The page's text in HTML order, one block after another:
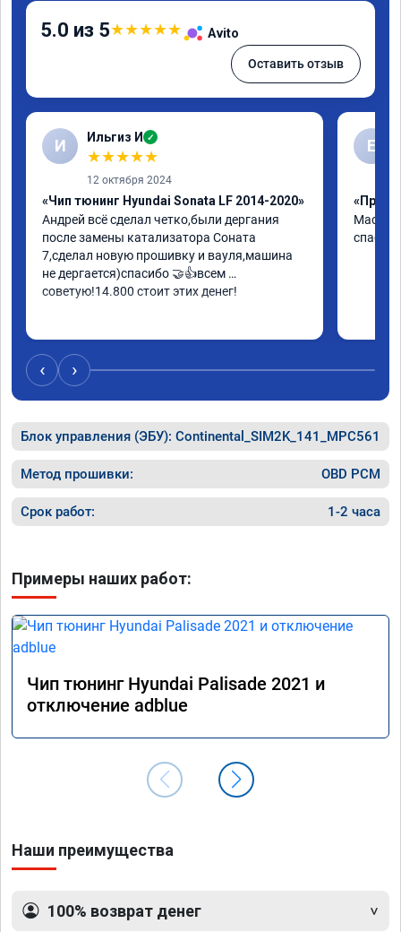
5.0 из 5★★★★★ Avito
Оставить отзыв
И Ильгиз И ✓
★★★★★
12 октября 2024
«Чип тюнинг Hyundai Sonata LF 2014-2020»
Андрей всё сделал четко,были дергания
после замены катализатора Соната
7,сделал новую прошивку и вауля,машина
не дергается)спасибо 🤝👍всем
советую!14.800 стоит этих денег!
Е
Мастер
‹ ›
Блок управления (ЭБУ): Continental_SIM2K_141_MPC561
Метод прошивки: OBD PCM
Срок работ: 1-2 часа
Примеры наших работ:
Чип тюнинг Hyundai Palisade 2021 и
отключение adblue
Наши преимущества
100% возврат денег